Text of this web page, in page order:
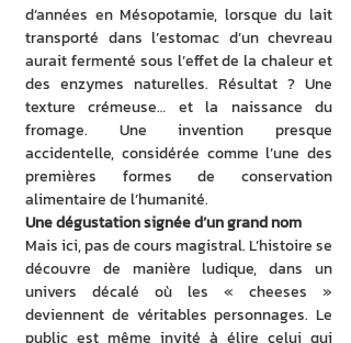
d’années en Mésopotamie, lorsque du lait
transporté dans l’estomac d’un chevreau
aurait fermenté sous l’effet de la chaleur et
des enzymes naturelles. Résultat ? Une
texture crémeuse… et la naissance du
fromage. Une invention presque
accidentelle, considérée comme l’une des
premières formes de conservation
alimentaire de l’humanité.
Une dégustation signée d’un grand nom
Mais ici, pas de cours magistral. L’histoire se
découvre de manière ludique, dans un
univers décalé où les « cheeses »
deviennent de véritables personnages. Le
public est même invité à élire celui qui